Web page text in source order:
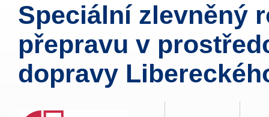
Speciální zlevněný
přepravu v
dopravy